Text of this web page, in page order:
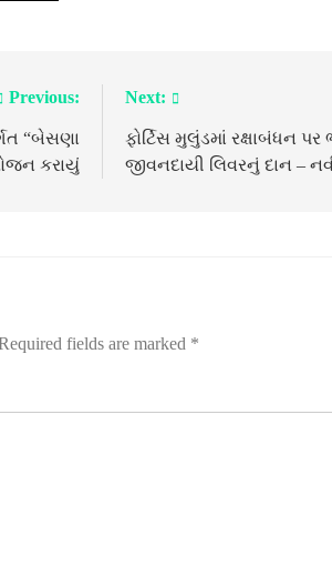
Previous:
“બેસણા
કરાયું
Next:
ફોર્ટિસ મુલુંડમાં રક્ષાબંધન
જીવનદાયી લિવરનું દાન –
fields are marked *